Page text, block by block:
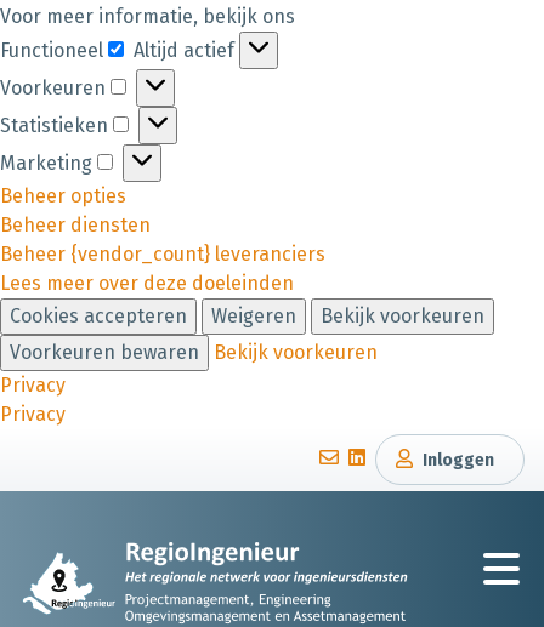
Voor meer informatie, bekijk ons
Functioneel
Altijd actief
Voorkeuren
Statistieken
Marketing
Beheer opties
Beheer diensten
Beheer {vendor_count} leveranciers
Lees meer over deze doeleinden
Cookies accepteren
Weigeren
Bekijk voorkeuren
Voorkeuren bewaren
Bekijk voorkeuren
Privacy
Privacy
Inloggen